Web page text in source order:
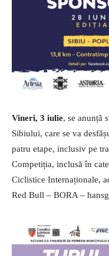
Vineri, 3 iulie, se anunță
Sibiului, care se va
patru etape, inclusiv pe
Competiția, inclusă în
Ciclistice Internaționale,
Red Bull – BORA –